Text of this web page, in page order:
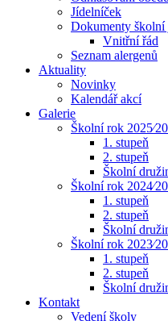
Jídelníček
Dokumenty
Vnitřní řád
Seznam alergenů
Aktuality
Novinky
Kalendář akcí
Galerie
Školní rok
1. stupeň
2. stupeň
Školní
Školní rok
1. stupeň
2. stupeň
Školní
Školní rok
1. stupeň
2. stupeň
Školní
Kontakt
Vedení školy